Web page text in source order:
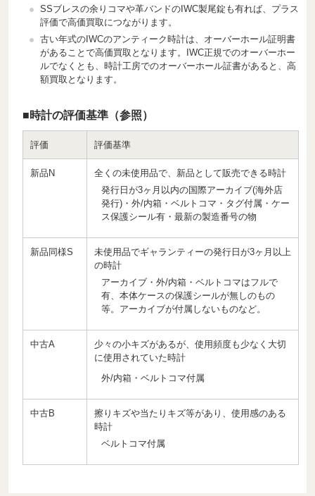
SSブレスの余りコマや革バンドのIWC製尾錠も有れば、プラス
評価で高価買取につながります。
古い年式のIWCのアンティーク時計は、オーバーホール証明書
があることで高価買取となります。IWC正規でのオーバーホー
ルでなくとも、時計工房でのオーバーホール証書があると、高
額買取となります。
■時計の評価基準（参照）
評価 評価基準
新品N
全くの未使用品で、新品として販売できる時計
発行日が3ヶ月以内の国際アーカイブ(海外店
発行)・外/内箱・ベルトコマ・タグ付属・ケー
ス保護シール有・最新の製造番号の物
新品同様S
未使用品でギャランティーの発行日が3ヶ月以上
の時計
アーカイブ・外/内箱・ベルトコマはフルで
有、本体ケースの保護シールが無しのもの
等。アーカイブが付属しないものなど。
中古A
少々の小キズがあるが、使用頻度も少なく大切
に使用されていた時計
外/内箱・ベルトコマ付属
中古B
擦りキズや当たりキズ等があり、使用感のある
時計
ベルトコマ付属